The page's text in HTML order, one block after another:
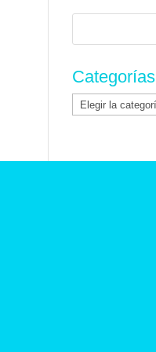
Buscar:
Categorías
Categorías